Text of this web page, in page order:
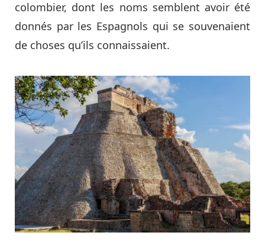
colombier, dont les noms semblent avoir été
donnés par les Espagnols qui se souvenaient
de choses qu’ils connaissaient.